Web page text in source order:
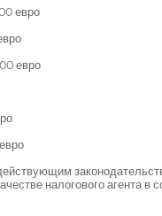
евро
евро
налогового